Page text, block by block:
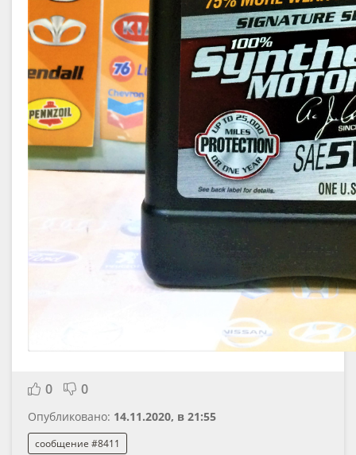
0 0
Опубликовано: 14.11.2020, в 21:55
сообщение #8411